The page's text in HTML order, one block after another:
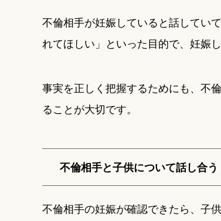
不倫相手が妊娠していると話してい
れてほしい」といった目的で、妊娠
事実を正しく把握するためにも、不
ることが大切です。
不倫相手と子供について話し合う
不倫相手の妊娠が確認できたら、子